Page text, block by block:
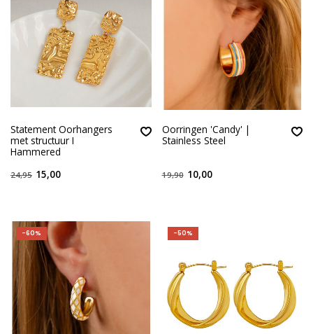
Statement Oorhangers
met structuur I
Hammered
24,95 15,00
Oorringen 'Candy' |
Stainless Steel
19,90 10,00
-60% -50%